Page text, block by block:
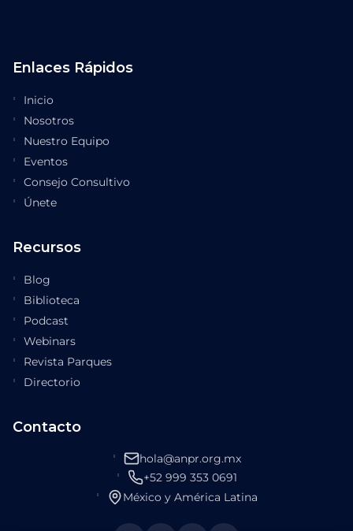
Enlaces Rápidos
Inicio
Nosotros
Nuestro Equipo
Eventos
Consejo Consultivo
Únete
Recursos
Blog
Biblioteca
Podcast
Webinars
Revista Parques
Directorio
Contacto
hola@anpr.org.mx
+52 999 353 0691
México y América Latina